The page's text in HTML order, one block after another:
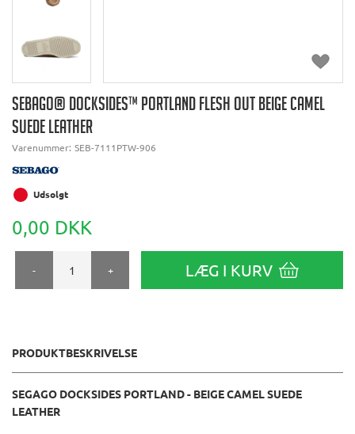
SEBAGO® DOCKSIDES™ PORTLAND FLESH OUT BEIGE CAMEL
SUEDE LEATHER
Varenummer: SEB-7111PTW-906
Udsolgt
0,00 DKK
- + LÆG I KURV
PRODUKTBESKRIVELSE
SEGAGO DOCKSIDES PORTLAND - BEIGE CAMEL SUEDE
LEATHER